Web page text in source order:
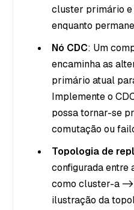
cluster primário e
enquanto
Nó CDC: Um
encaminha as
primário atual
Implemente o
possa tornar-se
comutação ou
Topologia de
configurada entre
como cluster-a -
ilustração da